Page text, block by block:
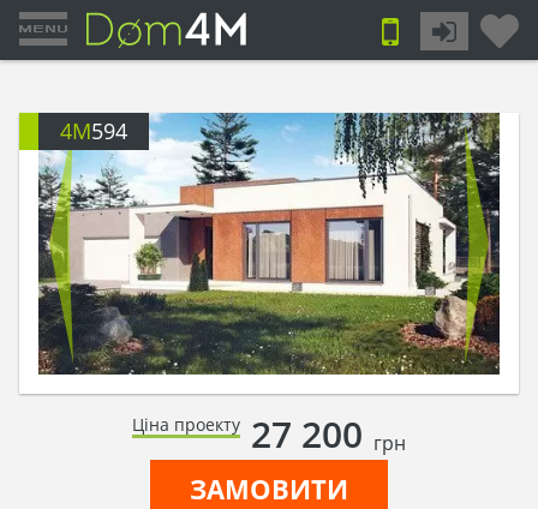
4M594
Ціна проекту 27 200 грн
ЗАМОВИТИ